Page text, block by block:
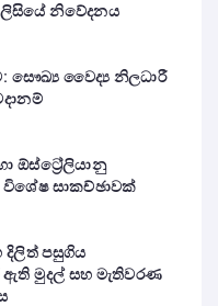
නිවේදනය
සෞඛ්‍ය වෛද්‍ය නිලධාරී
ඕස්ට්‍රේලියානු
සාකච්ඡාවක්
දිලිත් පසුගිය
මුදල් සහ මැතිවරණ